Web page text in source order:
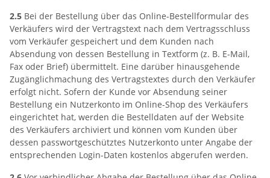
2.5 Bei der Bestellung über das Online-Bestellformular des
Verkäufers wird der Vertragstext nach dem Vertragsschluss
vom Verkäufer gespeichert und dem Kunden nach
Absendung von dessen Bestellung in Textform (z. B. E-Mail,
Fax oder Brief) übermittelt. Eine darüber hinausgehende
Zugänglichmachung des Vertragstextes durch den Verkäufer
erfolgt nicht. Sofern der Kunde vor Absendung seiner
Bestellung ein Nutzerkonto im Online-Shop des Verkäufers
eingerichtet hat, werden die Bestelldaten auf der Website
des Verkäufers archiviert und können vom Kunden über
dessen passwortgeschütztes Nutzerkonto unter Angabe der
entsprechenden Login-Daten kostenlos abgerufen werden.